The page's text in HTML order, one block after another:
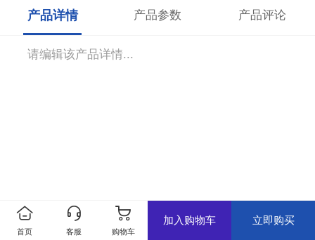
产品详情 产品参数 产品评论
请编辑该产品详情...
首页 客服 购物车
加入购物车 立即购买